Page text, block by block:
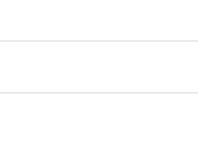
model GR